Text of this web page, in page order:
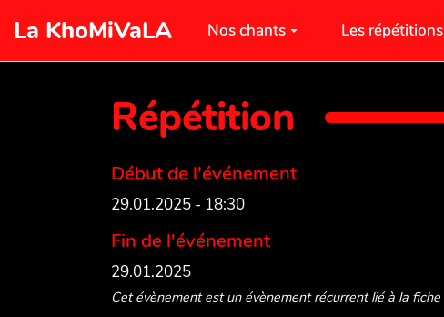
Aller au contenu principal
La KhoMiVaLA Nos chants Les répétitions
Répétition
Début de l'événement
29.01.2025 - 18:30
Fin de l'événement
29.01.2025
Cet évènement est un évènement récurrent lié à la fiche